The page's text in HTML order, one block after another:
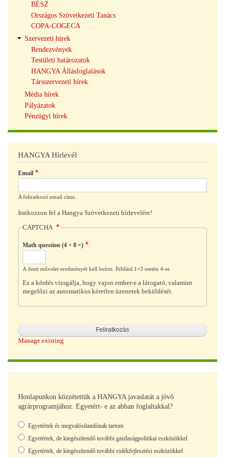
BÉSZ
Országos Szövetkezeti Tanács
COPA-COGECA
Szervezeti hírek
Rendezvények
Testületi határozatok
HANGYA Állásfoglalások
Társszervezeti hírek
Média hírek
Pályázatok
Pénzügyi hírek
HANGYA Hírlevél
Email
A feliratkozó email címe.
Iratkozzon fel a Hangya Szövetkezeti hírlevelére!
CAPTCHA
Math question (4 + 8 =)
A fenti művelet eredményét kell beírni. Például 1+3 esetén 4-et.
Ez a kérdés vizsgálja, hogy vajon ember-e a látogató, valamint
megelőzi az automatikus kéretlen üzenetek beküldését.
Manage existing
Honlapunkon közzétettük a HANGYA javaslatát a jövő
agrárprogramjához. Egyetért- e az abban foglaltakkal?
Választások
Egyetértek és megvalósítandónak tartom
Egyetértek, de kiegészítendő további gazdaságpolitikai eszközökkel
Egyetértek, de kiegészítendő további vidékfejlesztési eszközökkel